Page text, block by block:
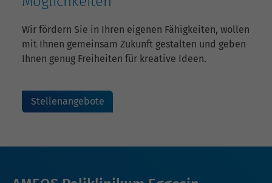
Wir fördern Sie in Ihren eigenen Fähigkeiten, wollen
mit Ihnen gemeinsam Zukunft gestalten und geben
Ihnen genug Freiheiten für kreative Ideen.
Stellenangebote